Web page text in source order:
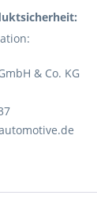
& Co. KG